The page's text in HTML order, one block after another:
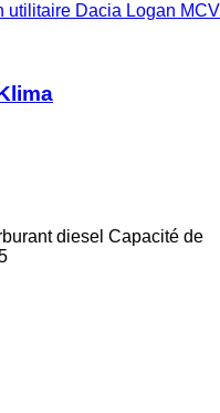
utilitaire Dacia Logan MCV
diesel Capacité de